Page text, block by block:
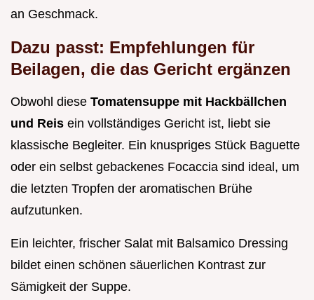
an Geschmack.
Dazu passt: Empfehlungen für
Beilagen, die das Gericht ergänzen
Obwohl diese Tomatensuppe mit Hackbällchen
und Reis ein vollständiges Gericht ist, liebt sie
klassische Begleiter. Ein knuspriges Stück Baguette
oder ein selbst gebackenes Focaccia sind ideal, um
die letzten Tropfen der aromatischen Brühe
aufzutunken.
Ein leichter, frischer Salat mit Balsamico Dressing
bildet einen schönen säuerlichen Kontrast zur
Sämigkeit der Suppe.